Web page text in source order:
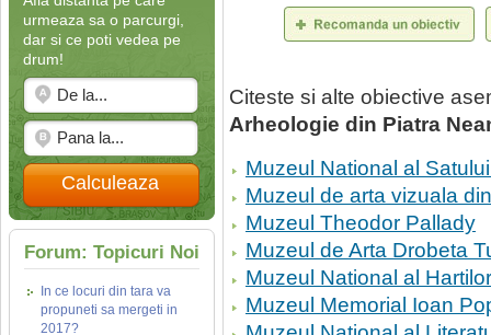
urmeaza sa o parcurgi,
dar si ce poti vedea pe
drum!
Calculeaza
Forum: Topicuri Noi
In ce locuri din tara va
propuneti sa mergeti in
2017?
Citeste si alte obiective
Arheologie din Piatra
Muzeul National al
Muzeul de arta vizuala
Muzeul Theodor Pallady
Muzeul de Arta Drobeta
Muzeul National al
Muzeul Memorial Ioan